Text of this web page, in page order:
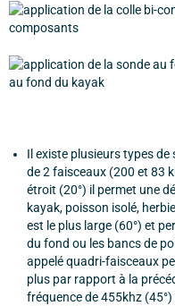
composants
au fond du kayak
Il existe plusieurs types
de 2 faisceaux (200 et 83
étroit (20°) il permet une
kayak, poisson isolé,
est le plus large (60°) et
du fond ou les bancs de
appelé quadri-faisceaux
plus par rapport à la
fréquence de 455khz